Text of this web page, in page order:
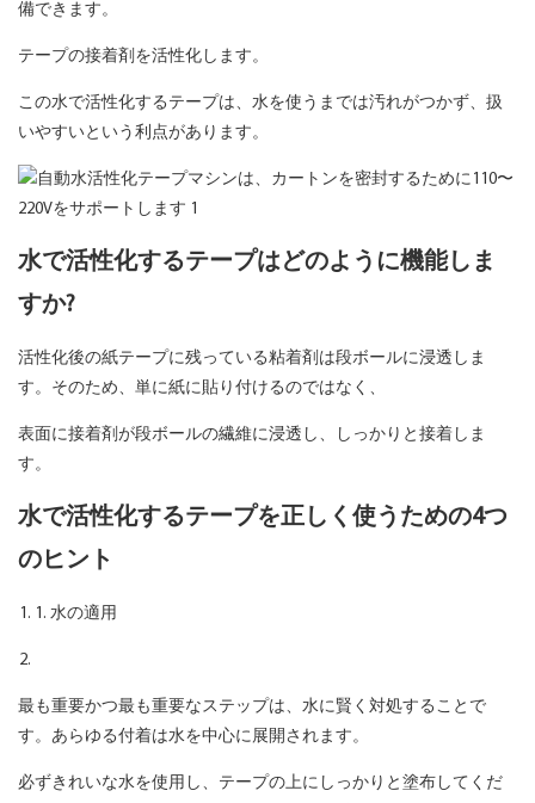
備できます。
テープの接着剤を活性化します。
この水で活性化するテープは、水を使うまでは汚れがつかず、扱
いやすいという利点があります。
水で活性化するテープはどのように機能しま
すか?
活性化後の紙テープに残っている粘着剤は段ボールに浸透しま
す。そのため、単に紙に貼り付けるのではなく、
表面に接着剤が段ボールの繊維に浸透し、しっかりと接着しま
す。
水で活性化するテープを正しく使うための4つ
のヒント
1. 水の適用
最も重要かつ最も重要なステップは、水に賢く対処することで
す。あらゆる付着は水を中心に展開されます。
必ずきれいな水を使用し、テープの上にしっかりと塗布してくだ